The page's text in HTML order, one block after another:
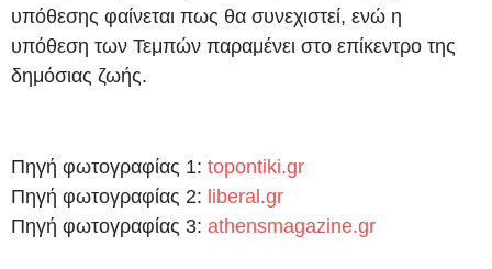
υπόθεσης φαίνεται πως θα συνεχιστεί, ενώ η
υπόθεση των Τεμπών παραμένει στο επίκεντρο της
δημόσιας ζωής.
Πηγή φωτογραφίας 1: topontiki.gr
Πηγή φωτογραφίας 2: liberal.gr
Πηγή φωτογραφίας 3: athensmagazine.gr